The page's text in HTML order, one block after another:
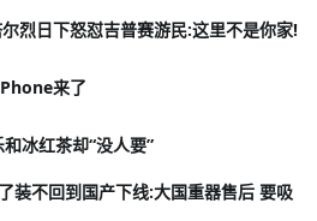
烈日下怒怼吉普赛游民:这里不是你家!
来了
冰红茶却“没人要”
装不回到国产下线:大国重器售后 要吸